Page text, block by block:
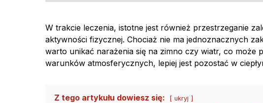
W trakcie leczenia, istotne jest również przestrzeganie
aktywności fizycznej. Chociaż nie ma jednoznacznych
warto unikać narażenia się na zimno czy wiatr, co może
warunków atmosferycznych, lepiej jest pozostać w
Z tego artykułu dowiesz się: ukryj